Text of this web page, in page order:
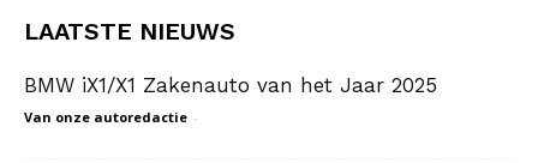
LAATSTE NIEUWS
BMW iX1/X1 Zakenauto van het Jaar 2025
Van onze autoredactie -